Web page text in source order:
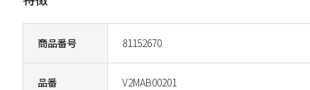
商品番号 81152670
品番 V2MAB00201